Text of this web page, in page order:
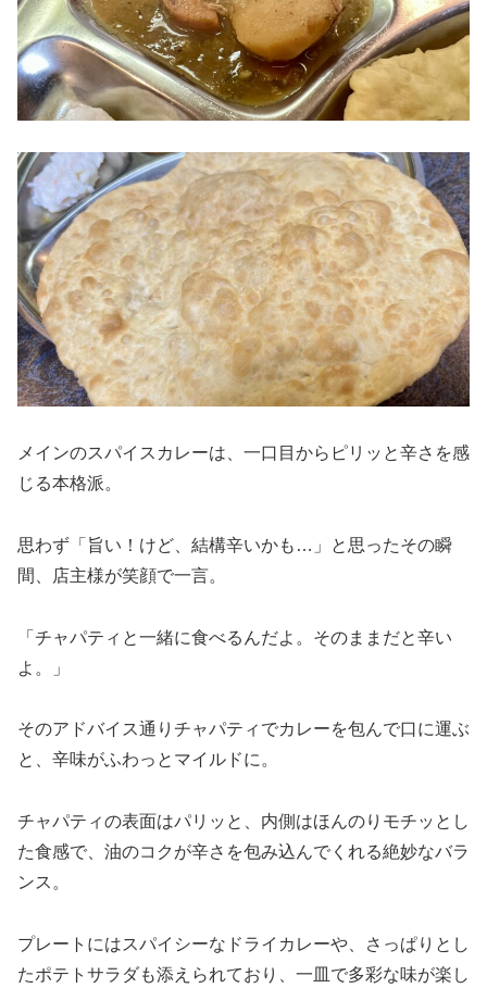
メインのスパイスカレーは、一口目からピリッと辛さを感
じる本格派。
思わず「旨い！けど、結構辛いかも…」と思ったその瞬
間、店主様が笑顔で一言。
「チャパティと一緒に食べるんだよ。そのままだと辛い
よ。」
そのアドバイス通りチャパティでカレーを包んで口に運ぶ
と、辛味がふわっとマイルドに。
チャパティの表面はパリッと、内側はほんのりモチッとし
た食感で、油のコクが辛さを包み込んでくれる絶妙なバラ
ンス。
プレートにはスパイシーなドライカレーや、さっぱりとし
たポテトサラダも添えられており、一皿で多彩な味が楽し